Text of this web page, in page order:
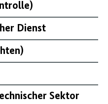
Dienst
Sektor